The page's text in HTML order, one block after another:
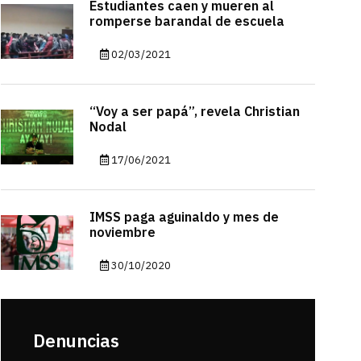
Estudiantes caen y mueren al
romperse barandal de escuela
02/03/2021
“Voy a ser papá”, revela Christian
Nodal
17/06/2021
IMSS paga aguinaldo y mes de
noviembre
30/10/2020
Denuncias